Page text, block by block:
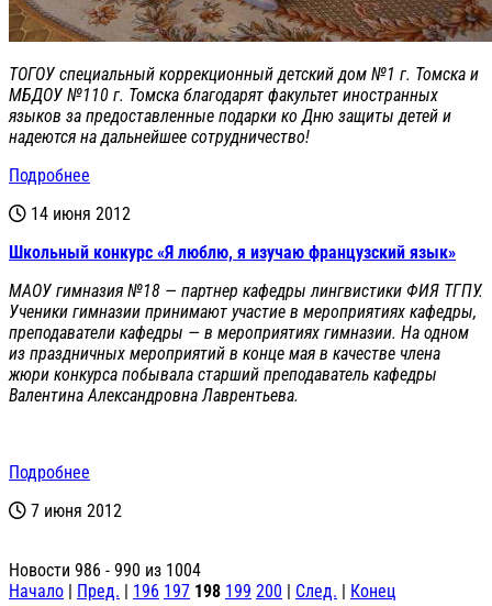
ТОГОУ специальный коррекционный детский дом №1 г. Томска и
МБДОУ №110 г. Томска благодарят факультет иностранных
языков за предоставленные подарки ко Дню защиты детей и
надеются на дальнейшее сотрудничество!
Подробнее
14 июня 2012
Школьный конкурс «Я люблю, я изучаю французский язык»
МАОУ гимназия №18 — партнер кафедры лингвистики ФИЯ ТГПУ.
Ученики гимназии принимают участие в мероприятиях кафедры,
преподаватели кафедры — в мероприятиях гимназии. На одном
из праздничных мероприятий в конце мая в качестве члена
жюри конкурса побывала старший преподаватель кафедры
Валентина Александровна Лаврентьева.
Подробнее
7 июня 2012
Новости 986 - 990 из 1004
Начало | Пред. | 196 197 198 199 200 | След. | Конец